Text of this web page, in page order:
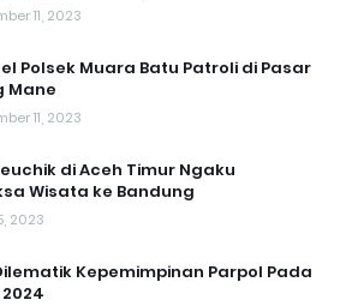
11, 2023
Polsek Muara Batu Patroli di Pasar
Mane
11, 2023
di Aceh Timur Ngaku
Wisata ke Bandung
2023
Kepemimpinan Parpol Pada